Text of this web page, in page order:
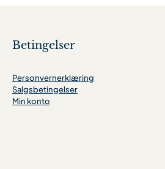
Betingelser
Personvernerklæring
Salgsbetingelser
Min konto